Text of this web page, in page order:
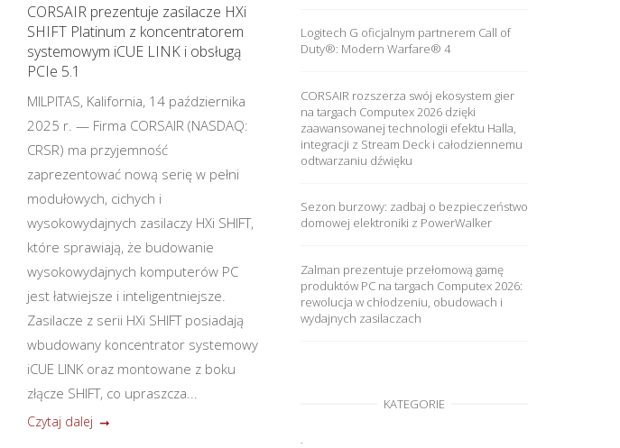
CORSAIR prezentuje zasilacze HXi
SHIFT Platinum z koncentratorem
systemowym iCUE LINK i obsługą
PCIe 5.1
MILPITAS, Kalifornia, 14 października
2025 r. — Firma CORSAIR (NASDAQ:
CRSR) ma przyjemność
zaprezentować nową serię w pełni
modułowych, cichych i
wysokowydajnych zasilaczy HXi SHIFT,
które sprawiają, że budowanie
wysokowydajnych komputerów PC
jest łatwiejsze i inteligentniejsze.
Zasilacze z serii HXi SHIFT posiadają
wbudowany koncentrator systemowy
iCUE LINK oraz montowane z boku
złącze SHIFT, co upraszcza...
Czytaj dalej
Logitech G oficjalnym partnerem Call of
Duty®: Modern Warfare® 4
CORSAIR rozszerza swój ekosystem gier
na targach Computex 2026 dzięki
zaawansowanej technologii efektu Halla,
integracji z Stream Deck i całodziennemu
odtwarzaniu dźwięku
Sezon burzowy: zadbaj o bezpieczeństwo
domowej elektroniki z PowerWalker
Zalman prezentuje przełomową gamę
produktów PC na targach Computex 2026:
rewolucja w chłodzeniu, obudowach i
wydajnych zasilaczach
KATEGORIE
.